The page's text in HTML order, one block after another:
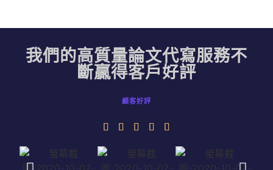
我們的高質量論文代寫服務不
斷贏得客戶好評
顧客好評